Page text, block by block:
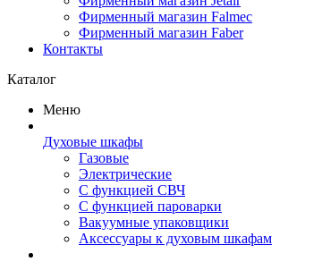
Фирменный магазин Falmec
Фирменный магазин Faber
Контакты
Каталог
Меню
Духовые шкафы
Газовые
Электрические
С функцией СВЧ
С функцией пароварки
Вакуумные упаковщики
Аксессуары к духовым шкафам